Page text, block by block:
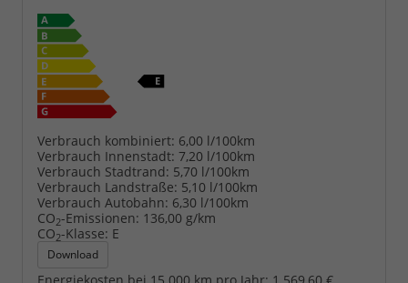
Verbrauch kombiniert: 6,00 l/100km
Verbrauch Innenstadt: 7,20 l/100km
Verbrauch Stadtrand: 5,70 l/100km
Verbrauch Landstraße: 5,10 l/100km
Verbrauch Autobahn: 6,30 l/100km
CO2-Emissionen: 136,00 g/km
CO2-Klasse: E
Download